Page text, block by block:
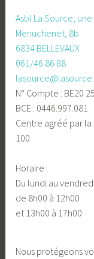
Asbl La Source,
Menuchenet, 8b
6834 BELLEVAUX
061/46 86 88
N° Compte : BE20
BCE : 0446.997.081
Centre agréé par la
100
Horaire :
Du lundi au
de 8h00 à 12h00
et 13h00 à 17h00
Nous protégeons